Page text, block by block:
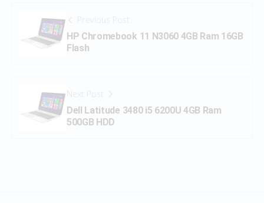
Previous Post
HP Chromebook 11 N3060 4GB Ram 16GB
Flash
Next Post
Dell Latitude 3480 i5 6200U 4GB Ram
500GB HDD